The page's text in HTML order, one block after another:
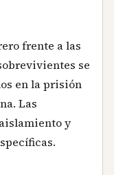
frente a las
se
en la prisión
Las
y